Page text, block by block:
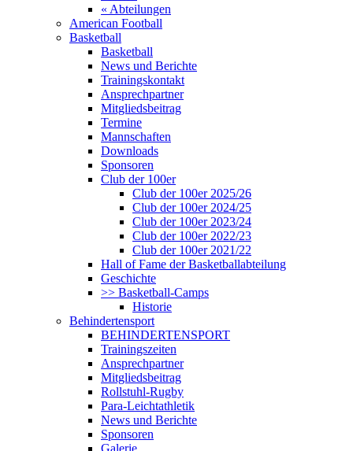
« Abteilungen
American Football
Basketball
Basketball
News und Berichte
Trainingskontakt
Ansprechpartner
Mitgliedsbeitrag
Termine
Mannschaften
Downloads
Sponsoren
Club der 100er
Club der 100er 2025/26
Club der 100er 2024/25
Club der 100er 2023/24
Club der 100er 2022/23
Club der 100er 2021/22
Hall of Fame der Basketballabteilung
Geschichte
>> Basketball-Camps
Historie
Behindertensport
BEHINDERTENSPORT
Trainingszeiten
Ansprechpartner
Mitgliedsbeitrag
Rollstuhl-Rugby
Para-Leichtathletik
News und Berichte
Sponsoren
Galerie